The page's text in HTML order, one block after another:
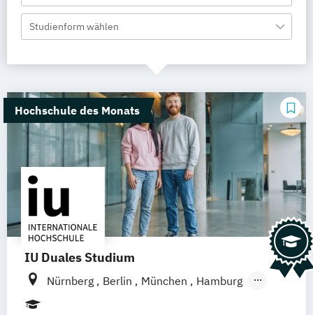
Studienform wählen
Hochschule des Monats
IU Duales Studium
Nürnberg Berlin München
Hamburg